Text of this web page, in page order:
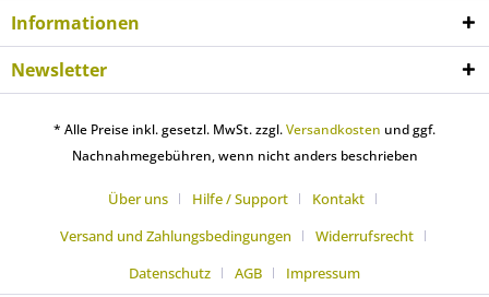
Informationen
Newsletter
* Alle Preise inkl. gesetzl. MwSt. zzgl.Versandkosten und ggf.
Nachnahmegebühren, wenn nicht anders beschrieben
Über uns Hilfe / Support
Kontakt
Versand und Zahlungsbedingungen
Widerrufsrecht
Datenschutz
AGB Impressum